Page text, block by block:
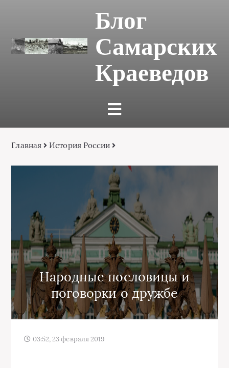
Блог
Самарских
Краеведов
Главная История России
Народные пословицы и
поговорки о дружбе
03:52, 23 февраля 2019